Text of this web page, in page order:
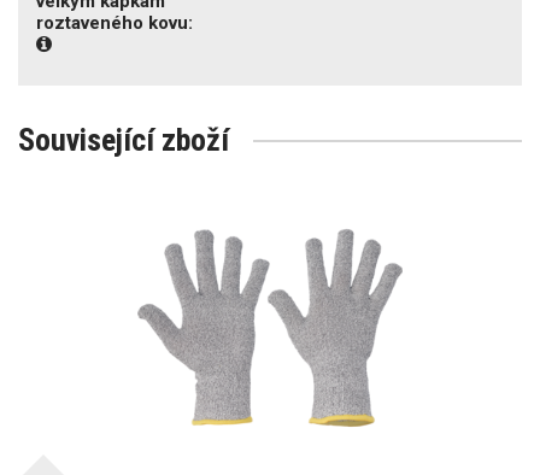
roztaveného kovu:
Související zboží